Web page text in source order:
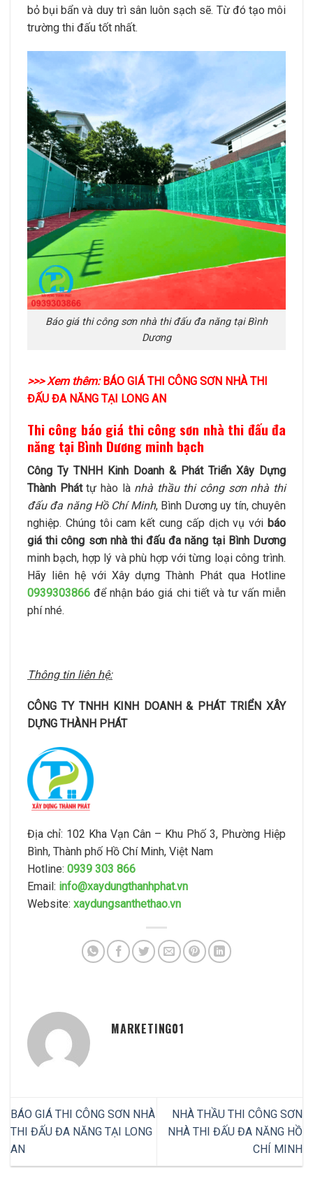
bỏ bụi bẩn và duy trì sân luôn sạch sẽ. Từ đó tạo môi
trường thi đấu tốt nhất.
Báo giá thi công sơn nhà thi đấu đa năng tại Bình
Dương
>>> Xem thêm: BÁO GIÁ THI CÔNG SƠN NHÀ THI
ĐẤU ĐA NĂNG TẠI LONG AN
Thi công báo giá thi công sơn nhà thi đấu đa
năng tại Bình Dương minh bạch
Công Ty TNHH Kinh Doanh & Phát Triển Xây Dựng
Thành Pháttự hào là nhà thầu thi công sơn nhà thi
đấu đa năng Hồ Chí Minh, Bình Dương uy tín, chuyên
nghiệp. Chúng tôi cam kết cung cấp dịch vụ với báo
giá thi công sơn nhà thi đấu đa năng tại Bình Dương
minh bạch, hợp lý và phù hợp với từng loại công trình.
Hãy liên hệ với Xây dựng Thành Phát qua Hotline
0939303866 để nhận báo giá chi tiết và tư vấn miễn
phí nhé.
Thông tin liên hệ:
CÔNG TY TNHH KINH DOANH & PHÁT TRIỂN XÂY
DỰNG THÀNH PHÁT
Địa chỉ: 102 Kha Vạn Cân – Khu Phố 3, Phường Hiệp
Bình, Thành phố Hồ Chí Minh, Việt Nam
Hotline: 0939 303 866
Email: info@xaydungthanhphat.vn
Website: xaydungsanthethao.vn
MARKETING01
BÁO GIÁ THI CÔNG SƠN NHÀ
THI ĐẤU ĐA NĂNG TẠI LONG
AN
NHÀ THẦU THI CÔNG SƠN
NHÀ THI ĐẤU ĐA NĂNG HỒ
CHÍ MINH